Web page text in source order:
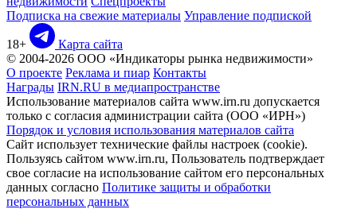
Подписка на свежие материалы Управление подпиской
18+
Карта сайта
© 2004-2026 ООО «Индикаторы рынка недвижимости»
О проекте Реклама и пиар Контакты
Награды IRN.RU в медиапространстве
Использование материалов сайта www.irn.ru допускается
только с согласия администрации сайта (ООО «ИРН»)
Порядок и условия использования материалов сайта
Сайт использует технические файлы настроек (cookie).
Пользуясь сайтом www.irn.ru, Пользователь подтверждает
свое согласие на использование сайтом его персональных
данных согласно Политике защиты и обработки
персональных данных